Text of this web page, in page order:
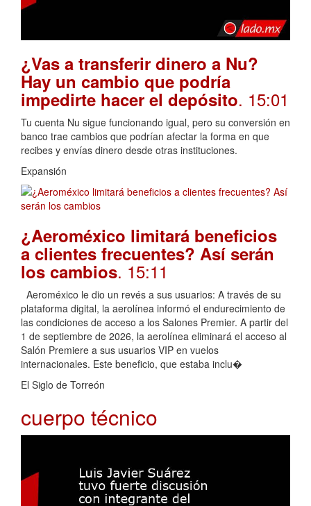
¿Vas a transferir dinero a Nu?
Hay un cambio que podría
impedirte hacer el depósito. 15:01
Tu cuenta Nu sigue funcionando igual, pero su conversión en
banco trae cambios que podrían afectar la forma en que
recibes y envías dinero desde otras instituciones.
Expansión
¿Aeroméxico limitará beneficios
a clientes frecuentes? Así serán
los cambios. 15:11
Aeroméxico le dio un revés a sus usuarios: A través de su
plataforma digital, la aerolínea informó el endurecimiento de
las condiciones de acceso a los Salones Premier. A partir del
1 de septiembre de 2026, la aerolínea eliminará el acceso al
Salón Premiere a sus usuarios VIP en vuelos
internacionales. Este beneficio, que estaba inclu�
El Siglo de Torreón
cuerpo técnico